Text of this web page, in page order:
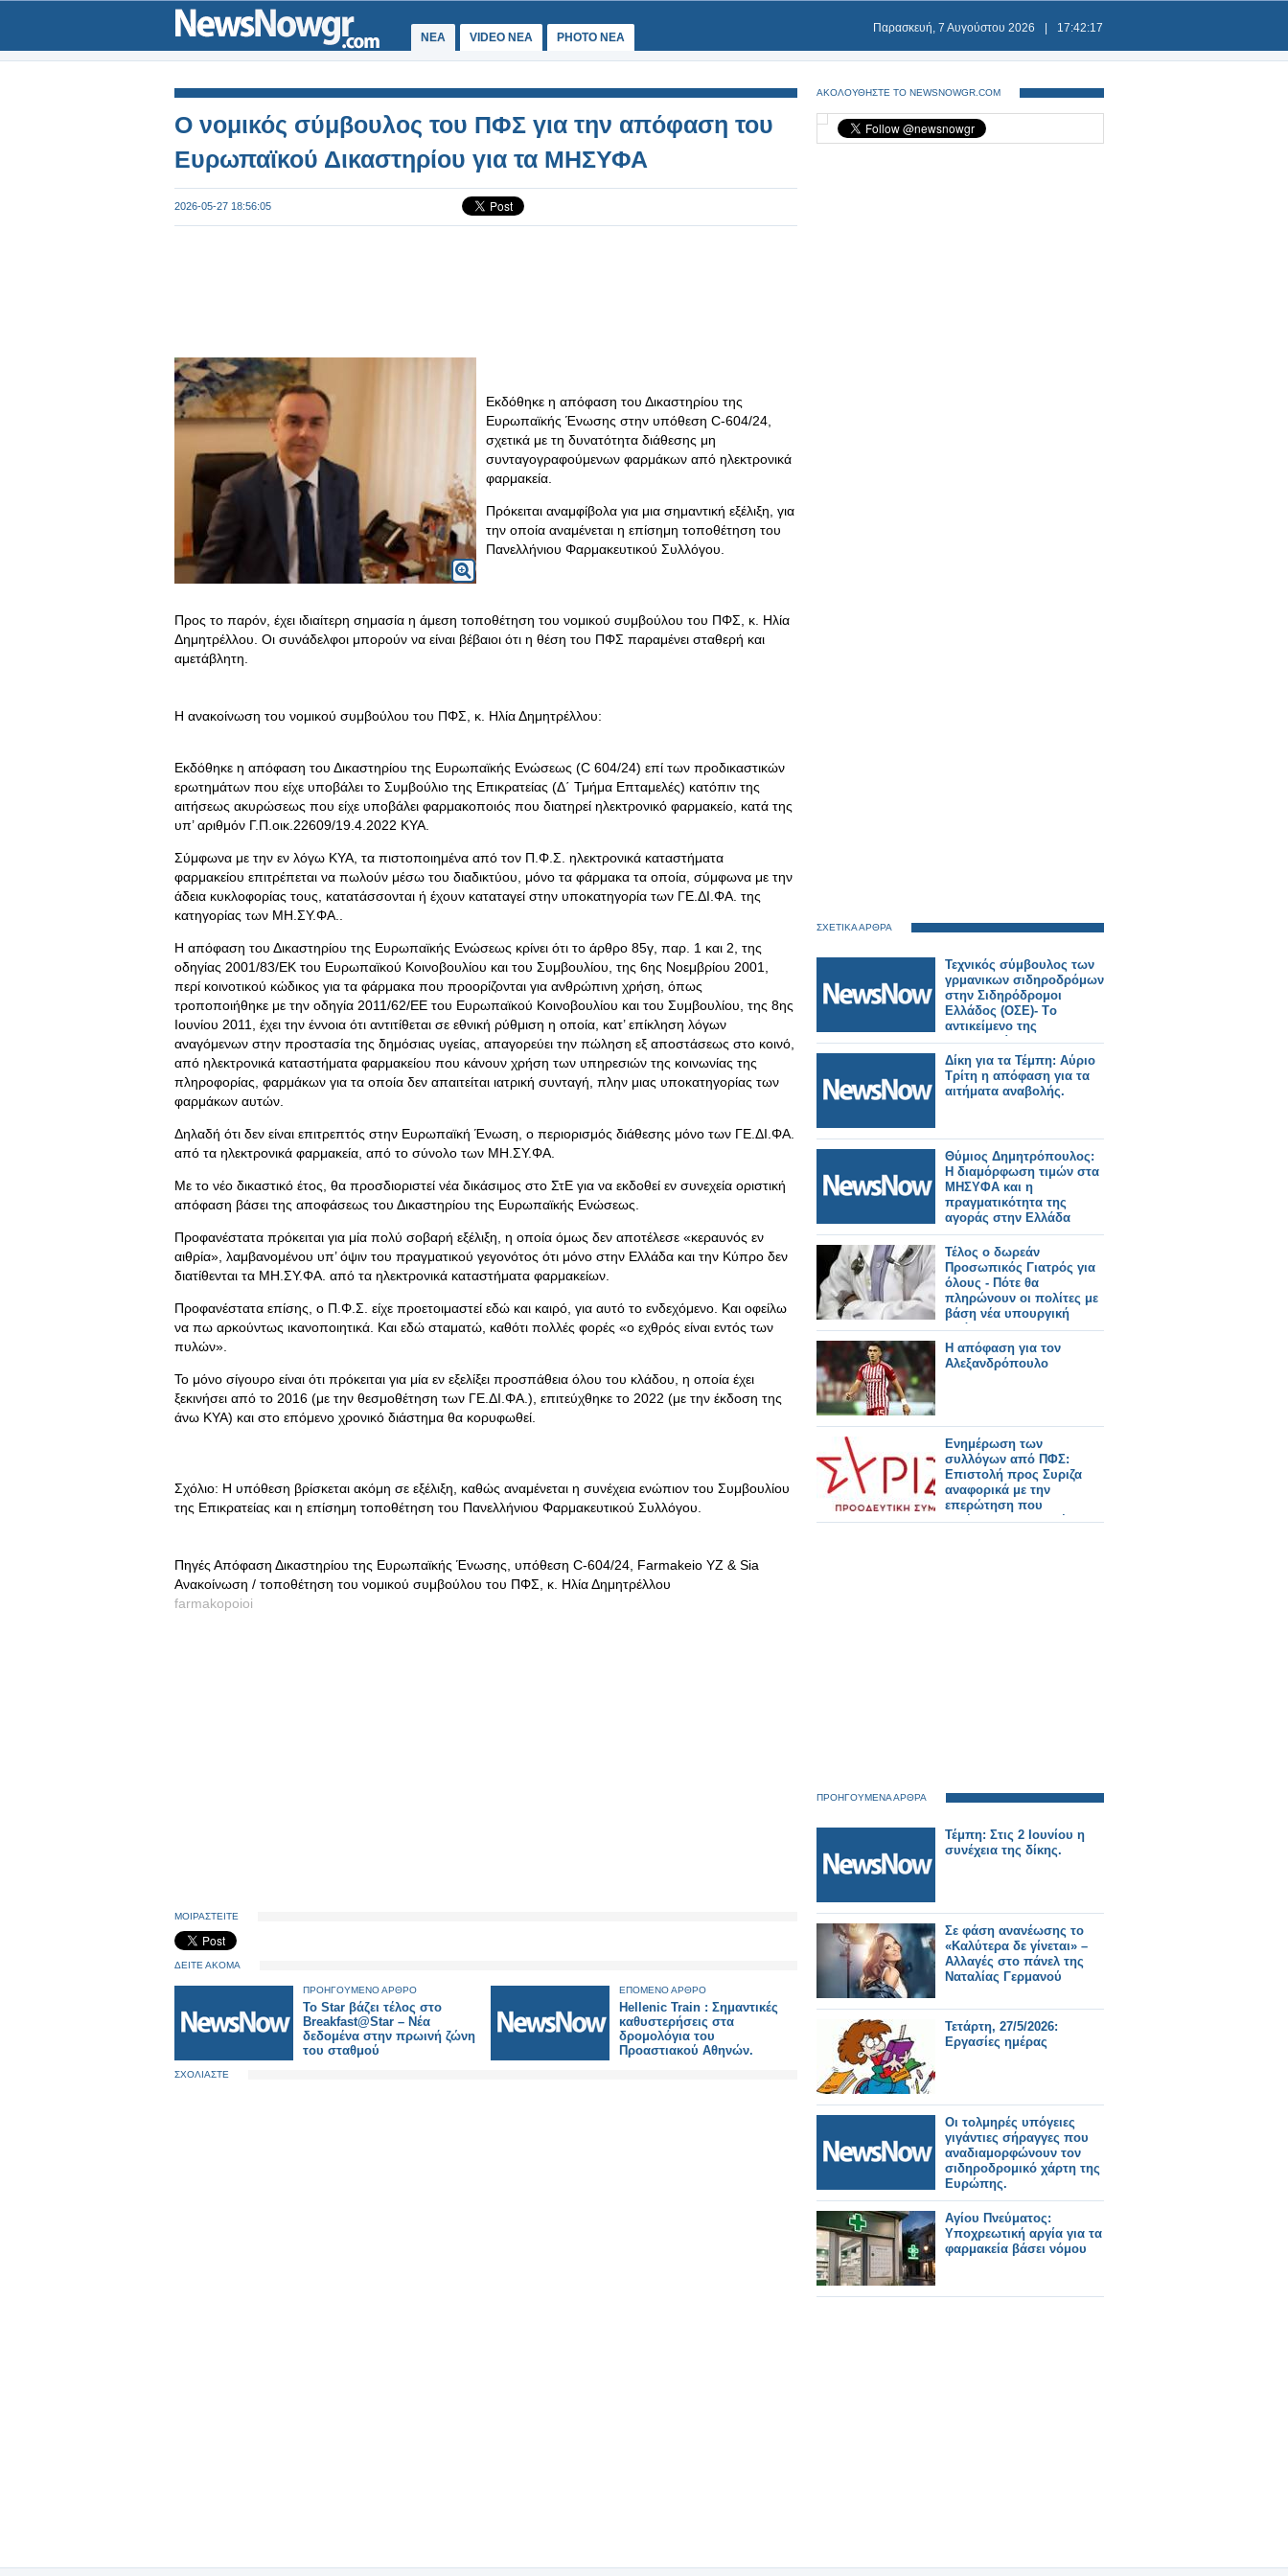
ΝΕΑ VIDEO NEA PHOTO NEA
Παρασκευή, 7 Αυγούστου 2026 17:42:17
Ο νομικός σύμβουλος του ΠΦΣ για την απόφαση του
Ευρωπαϊκού Δικαστηρίου για τα ΜΗΣΥΦΑ
2026-05-27 18:56:05
Εκδόθηκε η απόφαση του Δικαστηρίου της
Ευρωπαϊκής Ένωσης στην υπόθεση C-604/24,
σχετικά με τη δυνατότητα διάθεσης μη
συνταγογραφούμενων φαρμάκων από ηλεκτρονικά
φαρμακεία.
Πρόκειται αναμφίβολα για μια σημαντική εξέλιξη, για
την οποία αναμένεται η επίσημη τοποθέτηση του
Πανελλήνιου Φαρμακευτικού Συλλόγου.
Προς το παρόν, έχει ιδιαίτερη σημασία η άμεση τοποθέτηση του νομικού συμβούλου του ΠΦΣ, κ. Ηλία
Δημητρέλλου. Οι συνάδελφοι μπορούν να είναι βέβαιοι ότι η θέση του ΠΦΣ παραμένει σταθερή και
αμετάβλητη.
Η ανακοίνωση του νομικού συμβούλου του ΠΦΣ, κ. Ηλία Δημητρέλλου:
Εκδόθηκε η απόφαση του Δικαστηρίου της Ευρωπαϊκής Ενώσεως (C 604/24) επί των προδικαστικών
ερωτημάτων που είχε υποβάλει το Συμβούλιο της Επικρατείας (Δ΄ Τμήμα Επταμελές) κατόπιν της
αιτήσεως ακυρώσεως που είχε υποβάλει φαρμακοποιός που διατηρεί ηλεκτρονικό φαρμακείο, κατά της
υπ’ αριθμόν Γ.Π.οικ.22609/19.4.2022 ΚΥΑ.
Σύμφωνα με την εν λόγω ΚΥΑ, τα πιστοποιημένα από τον Π.Φ.Σ. ηλεκτρονικά καταστήματα
φαρμακείου επιτρέπεται να πωλούν μέσω του διαδικτύου, μόνο τα φάρμακα τα οποία, σύμφωνα με την
άδεια κυκλοφορίας τους, κατατάσσονται ή έχουν καταταγεί στην υποκατηγορία των ΓΕ.ΔΙ.ΦΑ. της
κατηγορίας των ΜΗ.ΣΥ.ΦΑ..
Η απόφαση του Δικαστηρίου της Ευρωπαϊκής Ενώσεως κρίνει ότι το άρθρο 85γ, παρ. 1 και 2, της
οδηγίας 2001/83/ΕΚ του Ευρωπαϊκού Κοινοβουλίου και του Συμβουλίου, της 6ης Νοεμβρίου 2001,
περί κοινοτικού κώδικος για τα φάρμακα που προορίζονται για ανθρώπινη χρήση, όπως
τροποποιήθηκε με την οδηγία 2011/62/ΕΕ του Ευρωπαϊκού Κοινοβουλίου και του Συμβουλίου, της 8ης
Ιουνίου 2011, έχει την έννοια ότι αντιτίθεται σε εθνική ρύθμιση η οποία, κατ’ επίκληση λόγων
αναγόμενων στην προστασία της δημόσιας υγείας, απαγορεύει την πώληση εξ αποστάσεως στο κοινό,
από ηλεκτρονικά καταστήματα φαρμακείου που κάνουν χρήση των υπηρεσιών της κοινωνίας της
πληροφορίας, φαρμάκων για τα οποία δεν απαιτείται ιατρική συνταγή, πλην μιας υποκατηγορίας των
φαρμάκων αυτών.
Δηλαδή ότι δεν είναι επιτρεπτός στην Ευρωπαϊκή Ένωση, ο περιορισμός διάθεσης μόνο των ΓΕ.ΔΙ.ΦΑ.
από τα ηλεκτρονικά φαρμακεία, από το σύνολο των ΜΗ.ΣΥ.ΦΑ.
Με το νέο δικαστικό έτος, θα προσδιοριστεί νέα δικάσιμος στο ΣτΕ για να εκδοθεί εν συνεχεία οριστική
απόφαση βάσει της αποφάσεως του Δικαστηρίου της Ευρωπαϊκής Ενώσεως.
Προφανέστατα πρόκειται για μία πολύ σοβαρή εξέλιξη, η οποία όμως δεν αποτέλεσε «κεραυνός εν
αιθρία», λαμβανομένου υπ’ όψιν του πραγματικού γεγονότος ότι μόνο στην Ελλάδα και την Κύπρο δεν
διατίθενται τα ΜΗ.ΣΥ.ΦΑ. από τα ηλεκτρονικά καταστήματα φαρμακείων.
Προφανέστατα επίσης, ο Π.Φ.Σ. είχε προετοιμαστεί εδώ και καιρό, για αυτό το ενδεχόμενο. Και οφείλω
να πω αρκούντως ικανοποιητικά. Και εδώ σταματώ, καθότι πολλές φορές «ο εχθρός είναι εντός των
πυλών».
Το μόνο σίγουρο είναι ότι πρόκειται για μία εν εξελίξει προσπάθεια όλου του κλάδου, η οποία έχει
ξεκινήσει από το 2016 (με την θεσμοθέτηση των ΓΕ.ΔΙ.ΦΑ.), επιτεύχθηκε το 2022 (με την έκδοση της
άνω ΚΥΑ) και στο επόμενο χρονικό διάστημα θα κορυφωθεί.
Σχόλιο: Η υπόθεση βρίσκεται ακόμη σε εξέλιξη, καθώς αναμένεται η συνέχεια ενώπιον του Συμβουλίου
της Επικρατείας και η επίσημη τοποθέτηση του Πανελλήνιου Φαρμακευτικού Συλλόγου.
Πηγές Απόφαση Δικαστηρίου της Ευρωπαϊκής Ένωσης, υπόθεση C-604/24, Farmakeio YZ & Sia
Ανακοίνωση / τοποθέτηση του νομικού συμβούλου του ΠΦΣ, κ. Ηλία Δημητρέλλου
farmakopoioi
ΜΟΙΡΑΣΤΕΙΤΕ
ΔΕΙΤΕ ΑΚΟΜΑ
ΠΡΟΗΓΟΥΜΕΝΟ ΑΡΘΡΟ
Το Star βάζει τέλος στο
Breakfast@Star – Νέα
δεδομένα στην πρωινή ζώνη
του σταθμού
ΕΠΟΜΕΝΟ ΑΡΘΡΟ
Hellenic Train : Σημαντικές
καθυστερήσεις στα
δρομολόγια του
Προαστιακού Αθηνών.
ΣΧΟΛΙΑΣΤΕ
ΑΚΟΛΟΥΘΗΣΤΕ ΤΟ NEWSNOWGR.COM
ΣΧΕΤΙΚΑ ΑΡΘΡΑ
Τεχνικός σύμβουλος των
γρμανικων σιδηροδρόμων
στην Σιδηρόδρομοι
Ελλάδος (ΟΣΕ)- Tο
αντικείμενο της
συνεργασίας.
Δίκη για τα Τέμπη: Αύριο
Τρίτη η απόφαση για τα
αιτήματα αναβολής.
Θύμιος Δημητρόπουλος:
Η διαμόρφωση τιμών στα
ΜΗΣΥΦΑ και η
πραγματικότητα της
αγοράς στην Ελλάδα
Τέλος ο δωρεάν
Προσωπικός Γιατρός για
όλους - Πότε θα
πληρώνουν οι πολίτες με
βάση νέα υπουργική
απόφαση
Η απόφαση για τον
Αλεξανδρόπουλο
Ενημέρωση των
συλλόγων από ΠΦΣ:
Επιστολή προς Συριζα
αναφορικά με την
επερώτηση που
κατέθεσαν Βουλευτές του
ΠΡΟΗΓΟΥΜΕΝΑ ΑΡΘΡΑ
Τέμπη: Στις 2 Ιουνίου η
συνέχεια της δίκης.
Σε φάση ανανέωσης το
«Καλύτερα δε γίνεται» –
Αλλαγές στο πάνελ της
Ναταλίας Γερμανού
Τετάρτη, 27/5/2026:
Εργασίες ημέρας
Οι τολμηρές υπόγειες
γιγάντιες σήραγγες που
αναδιαμορφώνουν τον
σιδηροδρομικό χάρτη της
Ευρώπης.
Αγίου Πνεύματος:
Υποχρεωτική αργία για τα
φαρμακεία βάσει νόμου